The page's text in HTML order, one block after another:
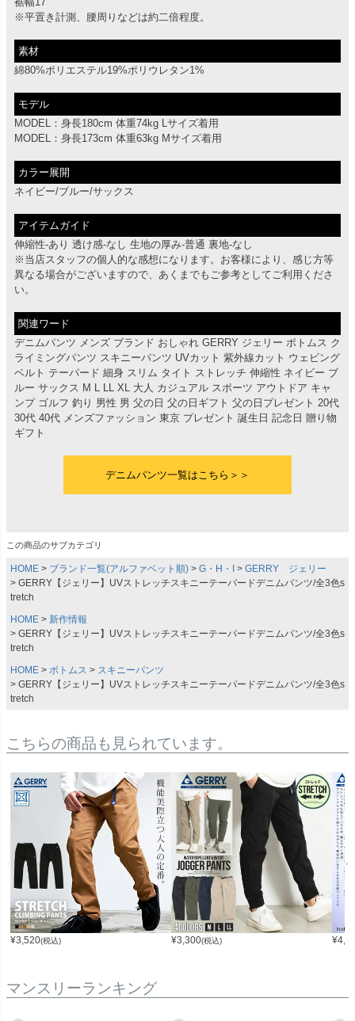
※平置き計測、腰周りなどは約二倍程度。
素材
綿80%ポリエステル19%ポリウレタン1%
モデル
MODEL：身長180cm 体重74kg Lサイズ着用
MODEL：身長173cm 体重63kg Mサイズ着用
カラー展開
ネイビー/ブルー/サックス
アイテムガイド
伸縮性-あり 透け感-なし 生地の厚み-普通 裏地-なし
※当店スタッフの個人的な感想になります。お客様により、感じ方等
異なる場合がございますので、あくまでもご参考としてご利用くださ
い。
関連ワード
デニムパンツ メンズ ブランド おしゃれ GERRY ジェリー ボトムス ク
ライミングパンツ スキニーパンツ UVカット 紫外線カット ウェビング
ベルト テーパード 細身 スリム タイト ストレッチ 伸縮性 ネイビー ブ
ルー サックス M L LL XL 大人 カジュアル スポーツ アウトドア キャ
ンプ ゴルフ 釣り 男性 男 父の日 父の日ギフト 父の日プレゼント 20代
30代 40代 メンズファッション 東京 プレゼント 誕生日 記念日 贈り物
ギフト
デニムパンツ一覧はこちら＞＞
この商品のサブカテゴリ
HOME ブランド一覧(アルファベット順) G・H・I
GERRY ジェリー
GERRY【ジェリー】UVストレッチスキニーテーパードデニムパンツ/全3色s
tretch
HOME
新作情報
GERRY【ジェリー】UVストレッチスキニーテーパードデニムパンツ/全3色s
tretch
HOME
ボトムス
スキニーパンツ
GERRY【ジェリー】UVストレッチスキニーテーパードデニムパンツ/全3色s
tretch
こちらの商品も見られています。
¥3,520(税込) ¥3,300(税込) ¥
マンスリーランキング